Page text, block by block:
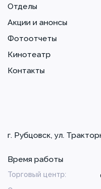
Отделы
Акции и анонсы
Фотоотчеты
Кинотеатр
Контакты
г. Рубцовск, ул.
Время работы
Торговый центр: